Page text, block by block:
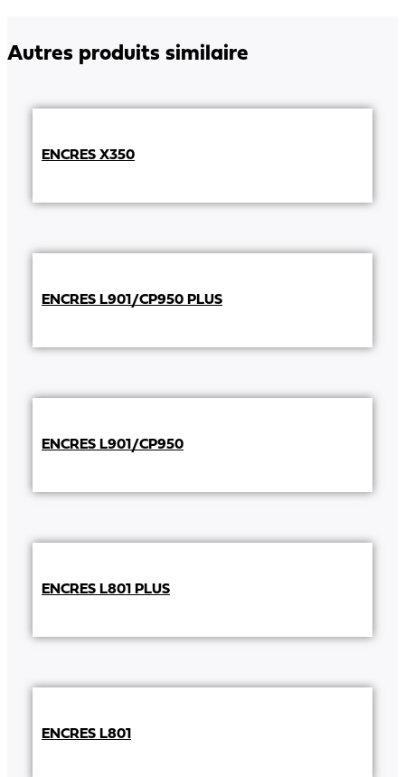
Autres produits similaire
ENCRES X350
ENCRES L901/CP950 PLUS
ENCRES L901/CP950
ENCRES L801 PLUS
ENCRES L801